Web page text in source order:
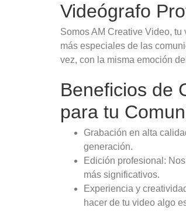
Videógrafo
Somos AM Creative Video,
más especiales de las
vez, con la misma emoción
Beneficios de
para tu
Grabación en alta
generación.
Edición profesional:
más significativos.
Experiencia y
hacer de tu video algo